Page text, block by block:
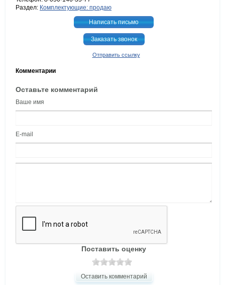
Раздел: Комплектующие: продаю
Написать письмо
Заказать звонок
Отправить ссылку
Комментарии
Оставьте комментарий
Ваше имя
E-mail
Поставить оценку
Оставить комментарий